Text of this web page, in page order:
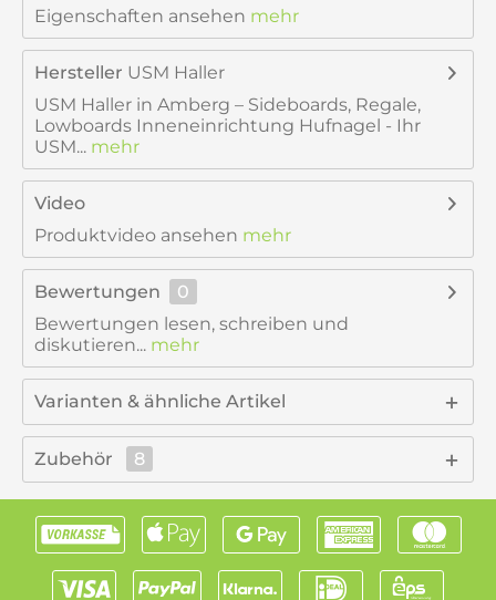
Eigenschaften ansehen mehr
Hersteller USM Haller
USM Haller in Amberg – Sideboards, Regale,
Lowboards Inneneinrichtung Hufnagel - Ihr
USM... mehr
Video
Produktvideo ansehen mehr
Bewertungen
0
Bewertungen lesen, schreiben und
diskutieren... mehr
Varianten & ähnliche Artikel
Zubehör 8